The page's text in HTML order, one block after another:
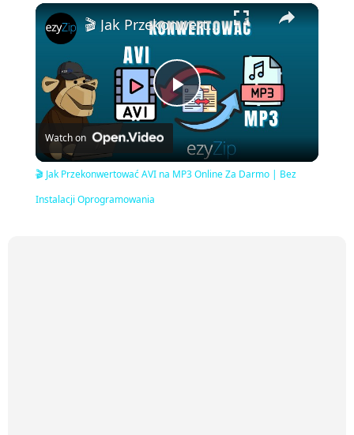
×
Play
Video
🎬 Jak Przekonwertować AVI na MP3 Online Za Darmo | Bez Instalacji Oprogramowania
Watch on
🎬 Jak Przekonwertować AVI na MP3 Online Za Darmo | Bez
Instalacji Oprogramowania